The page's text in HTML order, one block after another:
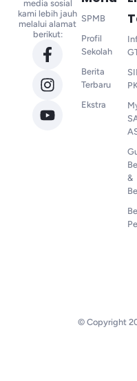
media sosial
kami lebih jauh
melalui alamat
berikut:
SPMB
Profil
Sekolah
Berita
Terbaru
Ekstra
&
© Copyright